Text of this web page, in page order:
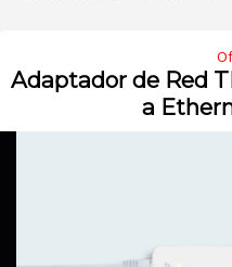
Adaptador de Red
a